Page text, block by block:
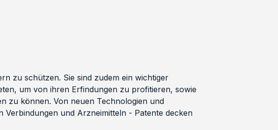
zu schützen. Sie sind zudem ein wichtiger
um von ihren Erfindungen zu profitieren, sowie
zu können. Von neuen Technologien und
und Arzneimitteln - Patente decken